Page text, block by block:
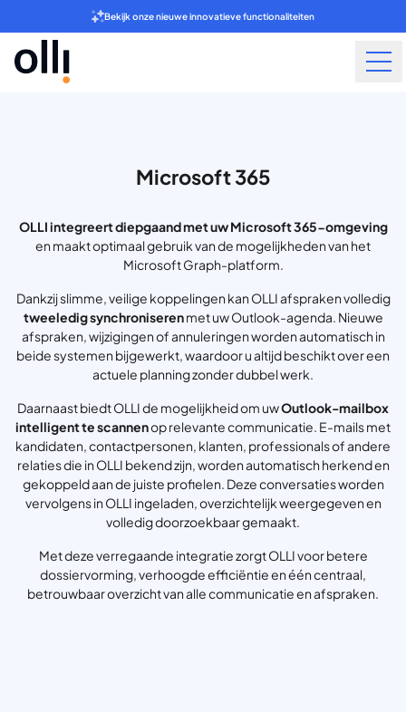
Bekijk onze nieuwe innovatieve functionaliteiten
Microsoft 365
OLLI integreert diepgaand met uw Microsoft 365-omgeving
en maakt optimaal gebruik van de mogelijkheden van het
Microsoft Graph-platform.
Dankzij slimme, veilige koppelingen kan OLLI afspraken volledig
tweeledig synchroniserenmet uw Outlook-agenda. Nieuwe
afspraken, wijzigingen of annuleringen worden automatisch in
beide systemen bijgewerkt, waardoor u altijd beschikt over een
actuele planning zonder dubbel werk.
Daarnaast biedt OLLI de mogelijkheid om uwOutlook-mailbox
intelligent te scannenop relevante communicatie. E-mails met
kandidaten, contactpersonen, klanten, professionals of andere
relaties die in OLLI bekend zijn, worden automatisch herkend en
gekoppeld aan de juiste profielen. Deze conversaties worden
vervolgens in OLLI ingeladen, overzichtelijk weergegeven en
volledig doorzoekbaar gemaakt.
Met deze verregaande integratie zorgt OLLI voor betere
dossiervorming, verhoogde efficiëntie en één centraal,
betrouwbaar overzicht van alle communicatie en afspraken.